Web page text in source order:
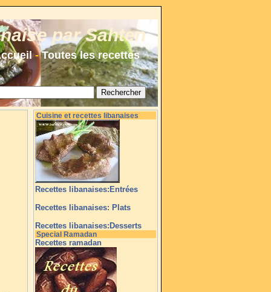
par Sahten
-Toutes les recettes
Cuisine et recettes libanaises
Recettes libanaises:Entrées
Recettes libanaises: Plats
Recettes libanaises:Desserts
Special Ramadan
Recettes ramadan